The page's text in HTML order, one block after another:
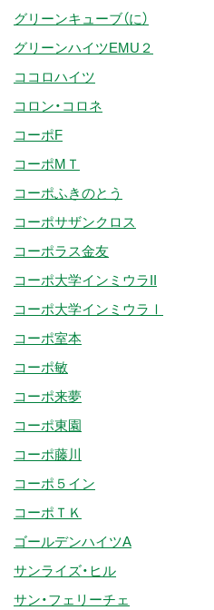
グリーンキューブ（に）
グリーンハイツEMU２
ココロハイツ
コロン・コロネ
コーポF
コーポMＴ
コーポふきのとう
コーポサザンクロス
コーポラス金友
コーポ大学インミウラII
コーポ大学インミウラⅠ
コーポ室本
コーポ敏
コーポ来夢
コーポ東園
コーポ藤川
コーポ５イン
コーポＴＫ
ゴールデンハイツA
サンライズ・ヒル
サン・フェリーチェ